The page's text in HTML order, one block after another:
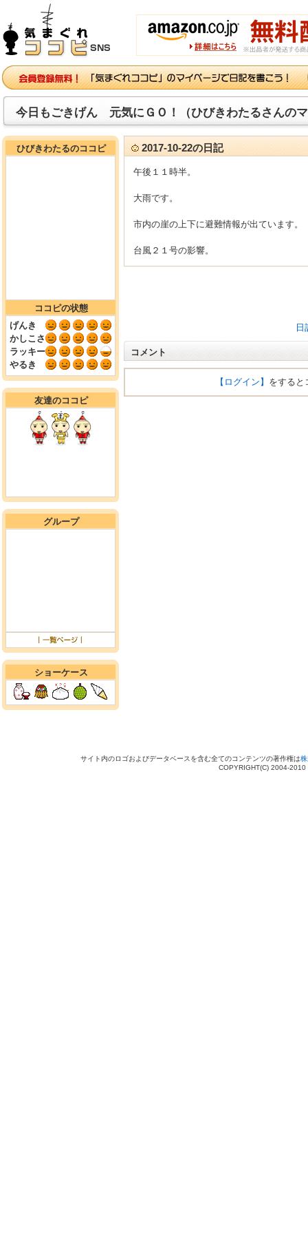
今日もごきげん 元気にＧＯ！（ひびきわたるさんの
ひびきわたるのココピ
ココピの状態
げんき
かしこさ
ラッキー
やるき
友達のココピ
グループ
ショーケース
2017-10-22の日記
午後１１時半。
大雨です。
市内の崖の上下に避難情報が出ています。
台風２１号の影響。
日
コメント
【ログイン】 をすると
サイト内のロゴおよびデータベースを含む全てのコンテンツの著作権は
COPYRIGHT(C) 2004-